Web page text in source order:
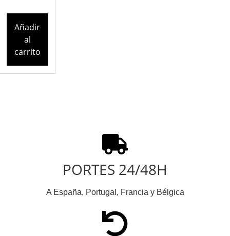
Añadir
al
carrito
PORTES 24/48H
A España, Portugal, Francia y Bélgica